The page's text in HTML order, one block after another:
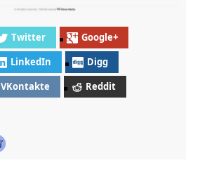
Twitter
Google+
LinkedIn
Digg
VKontakte
Reddit